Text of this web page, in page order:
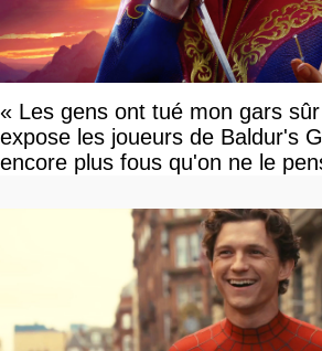
« Les gens ont tué mon gars
expose les joueurs de Baldur's
encore plus fous qu'on ne le